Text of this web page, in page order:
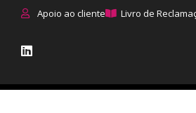
Apoio ao cliente Livro de